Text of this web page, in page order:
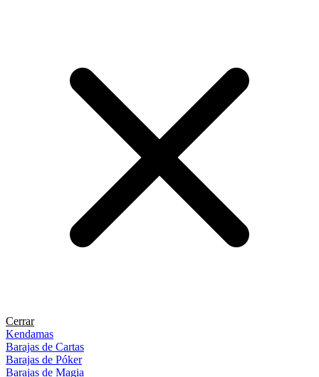
Cerrar
Kendamas
Barajas de Cartas
Barajas de Póker
Barajas de Magia